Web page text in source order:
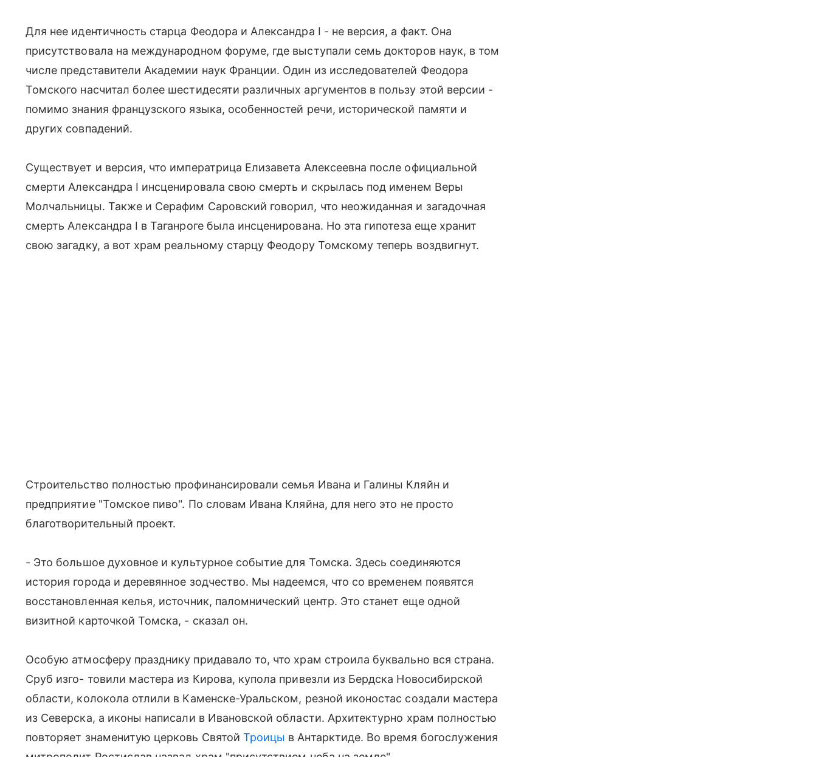
Для нее идентичность старца Феодора и Александра I - не версия, а факт. Она
присутствовала на международном форуме, где выступали семь докторов наук, в том
числе представители Академии наук Франции. Один из исследователей Феодора
Томского насчитал более шестидесяти различных аргументов в пользу этой версии -
помимо знания французского языка, особенностей речи, исторической памяти и
других совпадений.
Существует и версия, что императрица Елизавета Алексеевна после официальной
смерти Александра I инсценировала свою смерть и скрылась под именем Веры
Молчальницы. Также и Серафим Саровский говорил, что неожиданная и загадочная
смерть Александра I в Таганроге была инсценирована. Но эта гипотеза еще хранит
свою загадку, а вот храм реальному старцу Феодору Томскому теперь воздвигнут.
Строительство полностью профинансировали семья Ивана и Галины Кляйн и
предприятие "Томское пиво". По словам Ивана Кляйна, для него это не просто
благотворительный проект.
- Это большое духовное и культурное событие для Томска. Здесь соединяются
история города и деревянное зодчество. Мы надеемся, что со временем появятся
восстановленная келья, источник, паломнический центр. Это станет еще одной
визитной карточкой Томска, - сказал он.
Особую атмосферу празднику придавало то, что храм строила буквально вся страна.
Сруб изго- товили мастера из Кирова, купола привезли из Бердска Новосибирской
области, колокола отлили в Каменске-Уральском, резной иконостас создали мастера
из Северска, а иконы написали в Ивановской области. Архитектурно храм полностью
повторяет знаменитую церковь Святой Троицы в Антарктиде. Во время богослужения